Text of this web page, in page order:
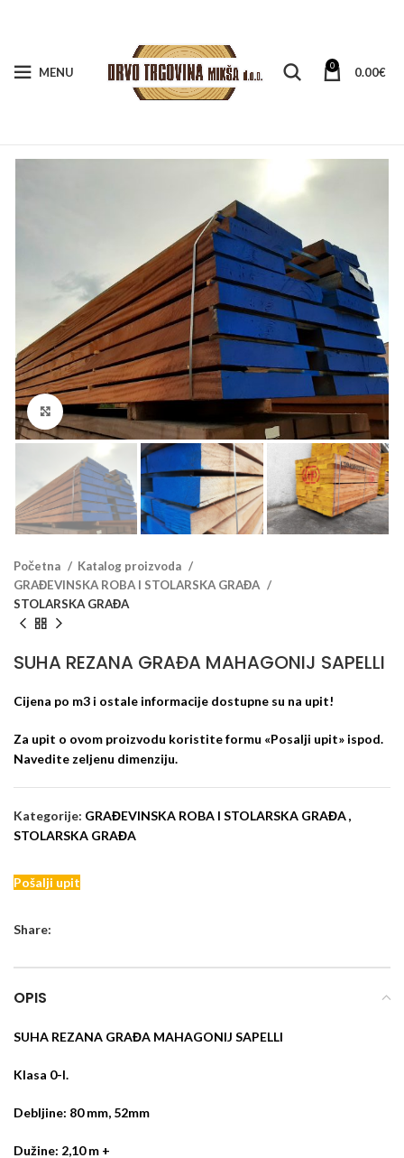
MENU 0 0.00€
Klikni za veći prikaz
Početna
Katalog proizvoda
GRAĐEVINSKA ROBA I STOLARSKA GRAĐA
STOLARSKA GRAĐA
SUHA REZANA GRAĐA MAHAGONIJ SAPELLI
Cijena po m3 i ostale informacije dostupne su na upit!
Za upit o ovom proizvodu koristite formu «Posalji upit» ispod.
Navedite zeljenu dimenziju.
Kategorije: GRAĐEVINSKA ROBA I STOLARSKA GRAĐA,
STOLARSKA GRAĐA
Pošalji upit
Share:
OPIS
SUHA REZANA GRAĐA MAHAGONIJ SAPELLI
Klasa 0-I.
Debljine: 80 mm, 52mm
Dužine: 2,10 m +